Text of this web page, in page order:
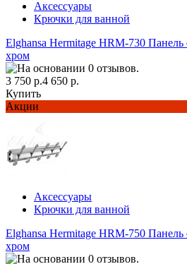
Аксессуары
Крючки для ванной
Elghansa Hermitage HRM-730
хром
3 750 р.4 650 р.
Купить
Акции
Аксессуары
Крючки для ванной
Elghansa Hermitage HRM-750
хром